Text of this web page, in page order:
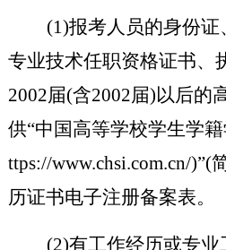
(1)报考人员的身份证
专业技术任职资格证书、
2002届(含2002届)以后的
供“中国高等学校学生学
ttps://www.chsi.com.cn/)”(
历证书电子注册备案表。
(2)有工作经历或专